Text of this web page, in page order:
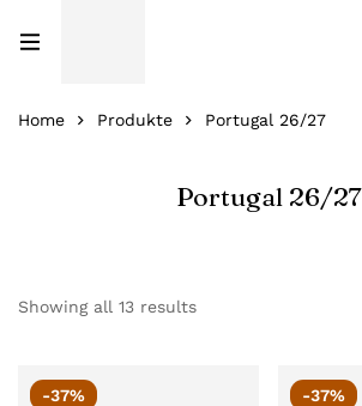
Home Produkte Portugal 26/27
Portugal 26/27
Showing all 13 results
-37% -37%